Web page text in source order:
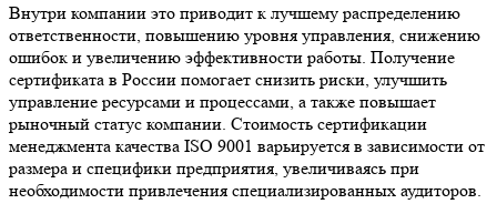
Внутри компании это приводит к лучшему распределению
ответственности, повышению уровня управления, снижению
ошибок и увеличению эффективности работы. Получение
сертификата в России помогает снизить риски, улучшить
управление ресурсами и процессами, а также повышает
рыночный статус компании. Стоимость сертификации
менеджмента качества ISO 9001 варьируется в зависимости от
размера и специфики предприятия, увеличиваясь при
необходимости привлечения специализированных аудиторов.